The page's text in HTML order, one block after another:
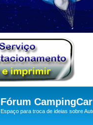
Fórum
Espaço para troca de ideias sobre